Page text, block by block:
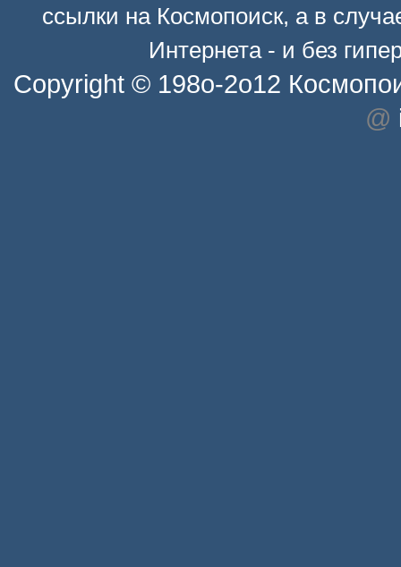
ссылки на Космопоиск, а в
Интернета - и без
Copyright © 198o-2o12
@